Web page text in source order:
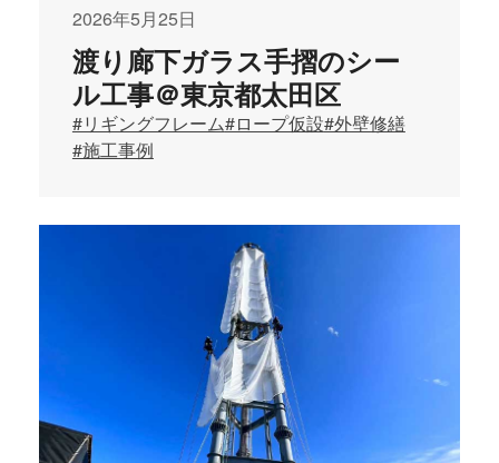
2026年5月25日
渡り廊下ガラス手摺のシー
ル工事＠東京都太田区
#リギングフレーム#ロープ仮設#外壁修繕
#施工事例